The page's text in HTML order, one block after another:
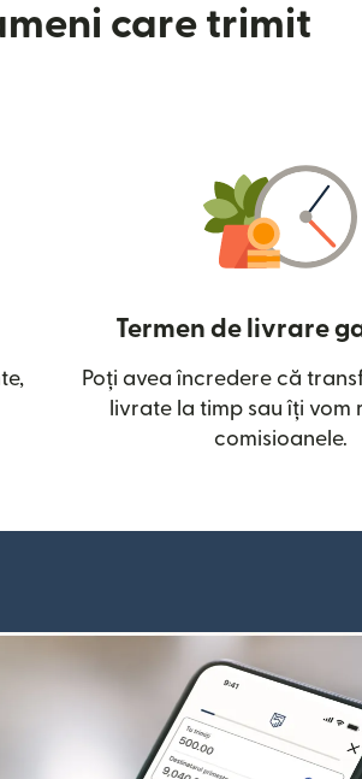
care trimit
într-o fereastră nouă)
Termen de livrare
Poți avea încredere că
livrate la timp sau îți vom
comisioanele.